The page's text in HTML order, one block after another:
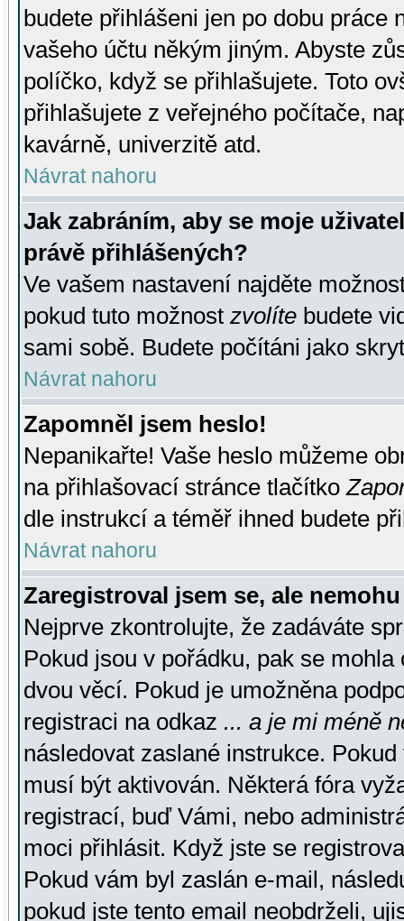
budete přihlášeni jen po dobu práce
vašeho účtu někým jiným. Abyste
políčko, když se přihlašujete. Toto
přihlašujete z veřejného počítače,
kavárně, univerzitě atd.
Návrat nahoru
Jak zabráním, aby se moje
právě přihlášených?
Ve vašem nastavení najděte
pokud tuto možnost zvolíte budete
sami sobě. Budete počítáni jako
Návrat nahoru
Zapomněl jsem heslo!
Nepanikařte! Vaše heslo můžeme
na přihlašovací stránce tlačítko
dle instrukcí a téměř ihned budete
Návrat nahoru
Zaregistroval jsem se, ale
Nejprve zkontrolujte, že zadáváte
Pokud jsou v pořádku, pak se
dvou věcí. Pokud je umožněna
registraci na odkaz ... a je mi méně
následovat zaslané instrukce.
musí být aktivován. Některá fóra
registrací, buď Vámi, nebo
moci přihlásit. Když jste se
Pokud vám byl zaslán e-mail,
pokud jste tento email neobdrželi,